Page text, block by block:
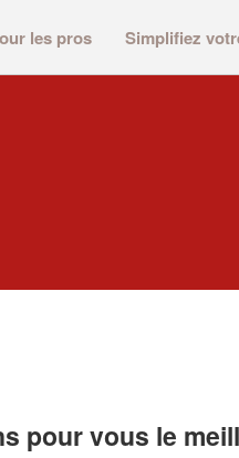
les pros Simplifiez
pour vous le